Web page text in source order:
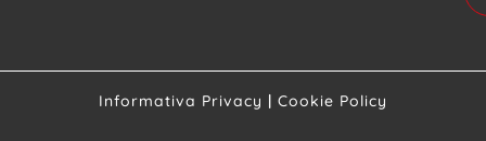
Informativa Privacy | Cookie Policy